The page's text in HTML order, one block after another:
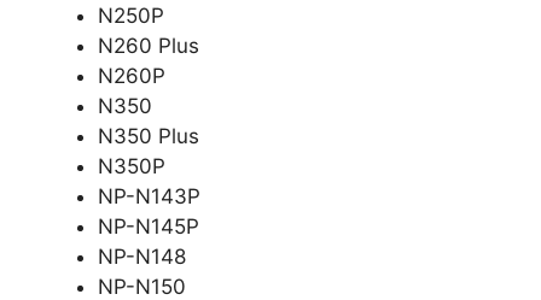
N250P
N260 Plus
N260P
N350
N350 Plus
N350P
NP-N143P
NP-N145P
NP-N148
NP-N150